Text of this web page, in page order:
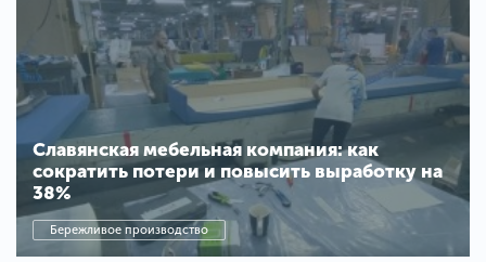
Славянская мебельная компания: как
сократить потери и повысить выработку на
38%
Бережливое производство